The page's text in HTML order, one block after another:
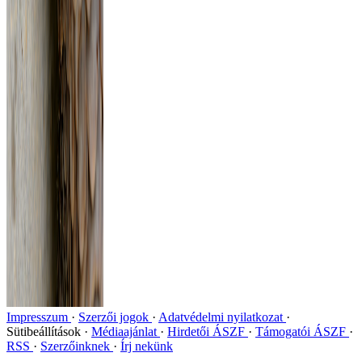
Impresszum Szerzői jogok
Adatvédelmi nyilatkozat
Sütibeállítások
Médiaajánlat Hirdetői ÁSZF
Támogatói ÁSZF
RSS
Szerzőinknek Írj nekünk